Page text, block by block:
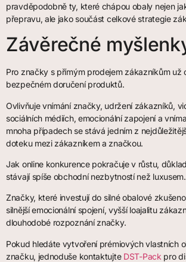
pravděpodobně ty, které chápou obaly nejen
přepravu, ale jako součást celkové strategie
Závěrečné
Pro značky s přímým prodejem zákazníkům už
bezpečném doručení produktů.
Ovlivňuje vnímání značky, udržení zákazníků,
sociálních médiích, emocionální zapojení a
mnoha případech se stává jedním z
doteku mezi zákazníkem a značkou.
Jak online konkurence pokračuje v růstu,
stávají spíše obchodní nezbytností než luxusem.
Značky, které investují do silné obalové
silnější emocionální spojení, vyšší loajalitu
dlouhodobé rozpoznání značky.
Pokud hledáte vytvoření prémiových vlastních
značku, jednoduše kontaktujte DST-Pack pro